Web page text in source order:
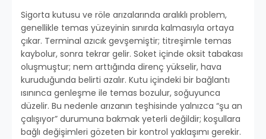
Sigorta kutusu ve röle arızalarında aralıklı problem,
genellikle temas yüzeyinin sınırda kalmasıyla ortaya
çıkar. Terminal azıcık gevşemiştir; titreşimle temas
kaybolur, sonra tekrar gelir. Soket içinde oksit tabakası
oluşmuştur; nem arttığında direnç yükselir, hava
kuruduğunda belirti azalır. Kutu içindeki bir bağlantı
ısınınca genleşme ile temas bozulur, soğuyunca
düzelir. Bu nedenle arızanın teşhisinde yalnızca “şu an
çalışıyor” durumuna bakmak yeterli değildir; koşullara
bağlı değişimleri gözeten bir kontrol yaklaşımı gerekir.